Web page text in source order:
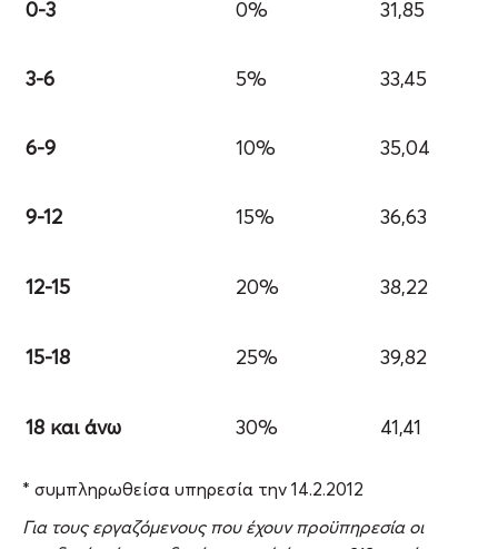
0-3 0% 31,85
3-6 5% 33,45
6-9 10% 35,04
9-12 15% 36,63
12-15 20% 38,22
15-18 25% 39,82
18 και άνω 30% 41,41
* συμπληρωθείσα υπηρεσία την 14.2.2012
Για τους εργαζόμενους που έχουν προϋπηρεσία οι